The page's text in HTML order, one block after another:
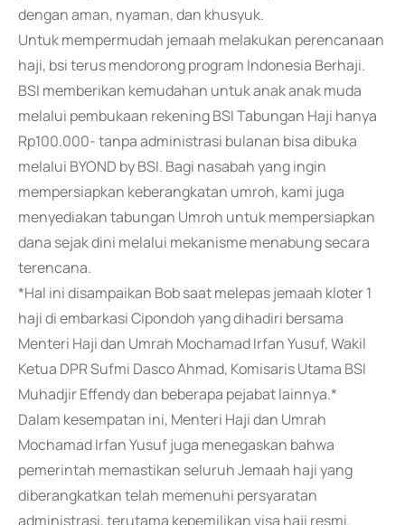
dengan aman, nyaman, dan khusyuk.
Untuk mempermudah jemaah melakukan perencanaan
haji, bsi terus mendorong program Indonesia Berhaji.
BSI memberikan kemudahan untuk anak anak muda
melalui pembukaan rekening BSI Tabungan Haji hanya
Rp100.000- tanpa administrasi bulanan bisa dibuka
melalui BYOND by BSI. Bagi nasabah yang ingin
mempersiapkan keberangkatan umroh, kami juga
menyediakan tabungan Umroh untuk mempersiapkan
dana sejak dini melalui mekanisme menabung secara
terencana.
*Hal ini disampaikan Bob saat melepas jemaah kloter 1
haji di embarkasi Cipondoh yang dihadiri bersama
Menteri Haji dan Umrah Mochamad Irfan Yusuf, Wakil
Ketua DPR Sufmi Dasco Ahmad, Komisaris Utama BSI
Muhadjir Effendy dan beberapa pejabat lainnya.*
Dalam kesempatan ini, Menteri Haji dan Umrah
Mochamad Irfan Yusuf juga menegaskan bahwa
pemerintah memastikan seluruh Jemaah haji yang
diberangkatkan telah memenuhi persyaratan
administrasi, terutama kepemilikan visa haji resmi.